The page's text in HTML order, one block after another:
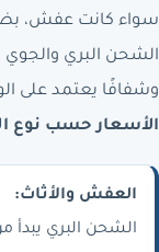
سواء كانت عفش،
الشحن البري
وشفافًا يعتمد على
الأسعار حسب نوع
العفش والأثاث: